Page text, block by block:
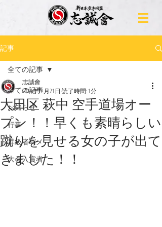
記事
全ての記事
お知らせ
行事
昇級者写メ
大会入賞者
全ての記事
大田区 萩中 空手道場オー
プン！！早くも素晴らしい
蹴りを見せる女の子が出て
きました！！
志誠會
2018年12月21日 読了時間: 1分